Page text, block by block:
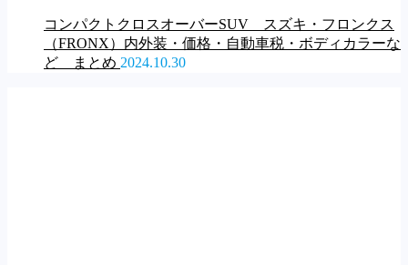
コンパクトクロスオーバーSUV スズキ・フロンクス
（FRONX）内外装・価格・自動車税・ボディカラーな
ど まとめ 2024.10.30